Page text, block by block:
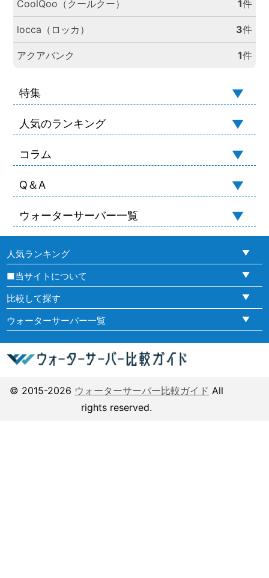
CoolQoo（クールクー） 1件
locca（ロッカ） 3件
アクアバンク 1件
特集
人気のランキング
コラム
Q＆A
ウォーターサーバー一覧
人気ランキング
■当サイトについて
比較して探す
ウォーターサーバー一覧
© 2015-2026 ウォーターサーバー比較ガイド All
rights reserved.